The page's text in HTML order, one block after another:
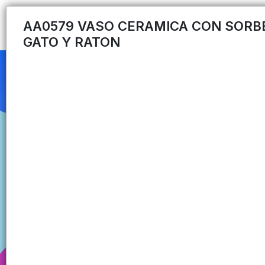
AA0579 VASO CERAMICA CON
GATO Y RATON